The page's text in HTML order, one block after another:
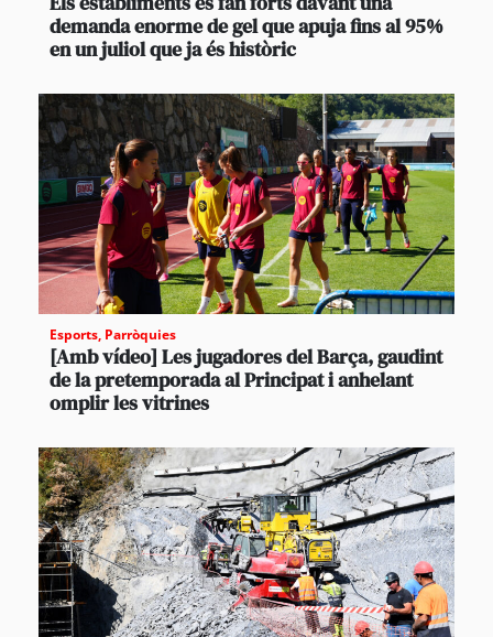
demanda enorme de gel que apuja fins al 95%
en un juliol que ja és històric
Esports, Parròquies
[Amb vídeo] Les jugadores del Barça, gaudint
de la pretemporada al Principat i anhelant
omplir les vitrines